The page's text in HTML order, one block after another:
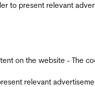
to present relevant
on the website - The
relevant